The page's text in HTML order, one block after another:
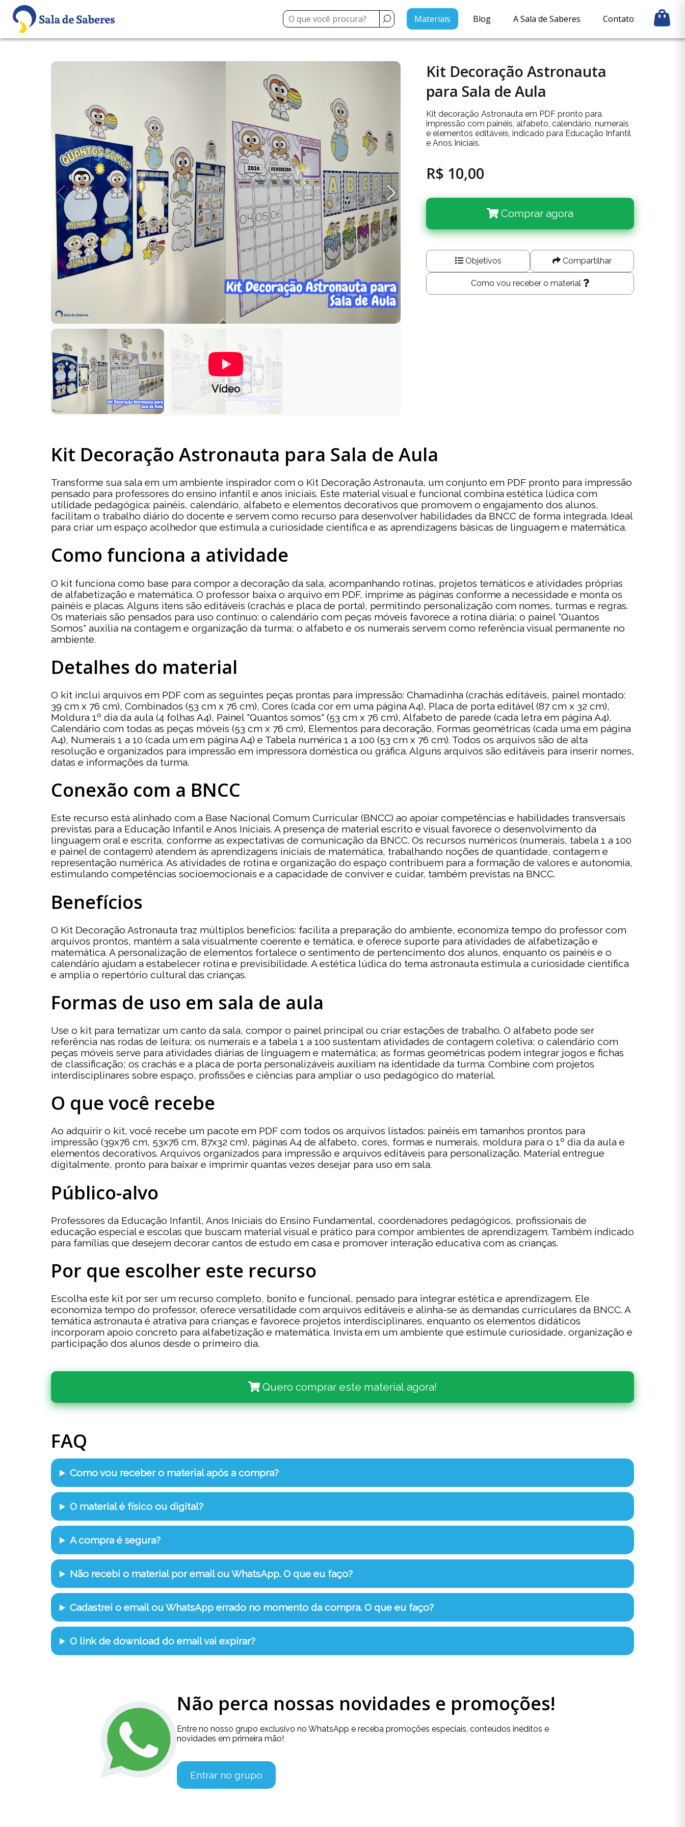
Materiais Blog A Sala de Saberes Contato
Vídeo
Kit Decoração Astronauta
para Sala de Aula
Kit decoração Astronauta em PDF pronto para
impressão com painéis, alfabeto, calendário, numerais
e elementos editáveis, indicado para Educação Infantil
e Anos Iniciais.
R$ 10,00
Comprar agora
Objetivos Compartilhar
Como vou receber o material
Kit Decoração Astronauta para Sala de Aula
Transforme sua sala em um ambiente inspirador com o Kit Decoração Astronauta, um conjunto em PDF pronto para impressão
pensado para professores do ensino infantil e anos iniciais. Este material visual e funcional combina estética lúdica com
utilidade pedagógica: painéis, calendário, alfabeto e elementos decorativos que promovem o engajamento dos alunos,
facilitam o trabalho diário do docente e servem como recurso para desenvolver habilidades da BNCC de forma integrada. Ideal
para criar um espaço acolhedor que estimula a curiosidade científica e as aprendizagens básicas de linguagem e matemática.
Como funciona a atividade
O kit funciona como base para compor a decoração da sala, acompanhando rotinas, projetos temáticos e atividades próprias
de alfabetização e matemática. O professor baixa o arquivo em PDF, imprime as páginas conforme a necessidade e monta os
painéis e placas. Alguns itens são editáveis (crachás e placa de porta), permitindo personalização com nomes, turmas e regras.
Os materiais são pensados para uso contínuo: o calendário com peças móveis favorece a rotina diária; o painel "Quantos
Somos" auxilia na contagem e organização da turma; o alfabeto e os numerais servem como referência visual permanente no
ambiente.
Detalhes do material
O kit inclui arquivos em PDF com as seguintes peças prontas para impressão: Chamadinha (crachás editáveis, painel montado:
39 cm x 76 cm), Combinados (53 cm x 76 cm), Cores (cada cor em uma página A4), Placa de porta editável (87 cm x 32 cm),
Moldura 1º dia da aula (4 folhas A4), Painel "Quantos somos" (53 cm x 76 cm), Alfabeto de parede (cada letra em página A4),
Calendário com todas as peças móveis (53 cm x 76 cm), Elementos para decoração, Formas geométricas (cada uma em página
A4), Numerais 1 a 10 (cada um em página A4) e Tabela numérica 1 a 100 (53 cm x 76 cm). Todos os arquivos são de alta
resolução e organizados para impressão em impressora doméstica ou gráfica. Alguns arquivos são editáveis para inserir nomes,
datas e informações da turma.
Conexão com a BNCC
Este recurso está alinhado com a Base Nacional Comum Curricular (BNCC) ao apoiar competências e habilidades transversais
previstas para a Educação Infantil e Anos Iniciais. A presença de material escrito e visual favorece o desenvolvimento da
linguagem oral e escrita, conforme as expectativas de comunicação da BNCC. Os recursos numéricos (numerais, tabela 1 a 100
e painel de contagem) atendem às aprendizagens iniciais de matemática, trabalhando noções de quantidade, contagem e
representação numérica. As atividades de rotina e organização do espaço contribuem para a formação de valores e autonomia,
estimulando competências socioemocionais e a capacidade de conviver e cuidar, também previstas na BNCC.
Benefícios
O Kit Decoração Astronauta traz múltiplos benefícios: facilita a preparação do ambiente, economiza tempo do professor com
arquivos prontos, mantém a sala visualmente coerente e temática, e oferece suporte para atividades de alfabetização e
matemática. A personalização de elementos fortalece o sentimento de pertencimento dos alunos, enquanto os painéis e o
calendário ajudam a estabelecer rotina e previsibilidade. A estética lúdica do tema astronauta estimula a curiosidade científica
e amplia o repertório cultural das crianças.
Formas de uso em sala de aula
Use o kit para tematizar um canto da sala, compor o painel principal ou criar estações de trabalho. O alfabeto pode ser
referência nas rodas de leitura; os numerais e a tabela 1 a 100 sustentam atividades de contagem coletiva; o calendário com
peças móveis serve para atividades diárias de linguagem e matemática; as formas geométricas podem integrar jogos e fichas
de classificação; os crachás e a placa de porta personalizáveis auxiliam na identidade da turma. Combine com projetos
interdisciplinares sobre espaço, profissões e ciências para ampliar o uso pedagógico do material.
O que você recebe
Ao adquirir o kit, você recebe um pacote em PDF com todos os arquivos listados: painéis em tamanhos prontos para
impressão (39x76 cm, 53x76 cm, 87x32 cm), páginas A4 de alfabeto, cores, formas e numerais, moldura para o 1º dia da aula e
elementos decorativos. Arquivos organizados para impressão e arquivos editáveis para personalização. Material entregue
digitalmente, pronto para baixar e imprimir quantas vezes desejar para uso em sala.
Público-alvo
Professores da Educação Infantil, Anos Iniciais do Ensino Fundamental, coordenadores pedagógicos, profissionais de
educação especial e escolas que buscam material visual e prático para compor ambientes de aprendizagem. Também indicado
para famílias que desejem decorar cantos de estudo em casa e promover interação educativa com as crianças.
Por que escolher este recurso
Escolha este kit por ser um recurso completo, bonito e funcional, pensado para integrar estética e aprendizagem. Ele
economiza tempo do professor, oferece versatilidade com arquivos editáveis e alinha-se às demandas curriculares da BNCC. A
temática astronauta é atrativa para crianças e favorece projetos interdisciplinares, enquanto os elementos didáticos
incorporam apoio concreto para alfabetização e matemática. Invista em um ambiente que estimule curiosidade, organização e
participação dos alunos desde o primeiro dia.
Quero comprar este material agora!
FAQ
Como vou receber o material após a compra?
O material é físico ou digital?
A compra é segura?
Não recebi o material por email ou WhatsApp. O que eu faço?
Cadastrei o email ou WhatsApp errado no momento da compra. O que eu faço?
O link de download do email vai expirar?
Não perca nossas novidades e promoções!
Entre no nosso grupo exclusivo no WhatsApp e receba promoções especiais, conteúdos inéditos e
novidades em primeira mão!
Entrar no grupo